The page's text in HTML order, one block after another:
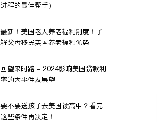
进程的最佳帮手）
最新！美国老人养老福利制度！了
解父母移民美国养老福利优势
回望来时路 - 2024影响美国贷款利
率的大事件及展望
要不要送孩子去美国读高中？看完
这些条件再决定！